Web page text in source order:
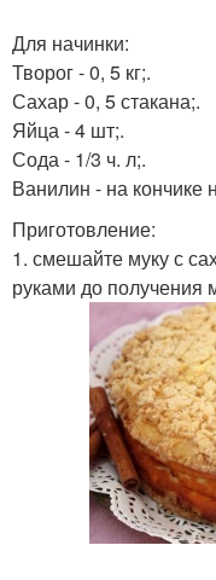
Для начинки:
Творог - 0, 5 кг;.
Сахар - 0, 5 стакана;.
Яйца - 4 шт;.
Сода - 1/3 ч. л;.
Ванилин - на кончике
Приготовление:
1. смешайте муку с
руками до получения